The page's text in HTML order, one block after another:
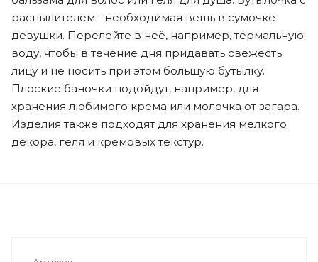
распылителем - необходимая вещь в сумочке
девушки. Перелейте в неё, например, термальную
воду, чтобы в течение дня придавать свежесть
лицу и не носить при этом большую бутылку.
Плоские баночки подойдут, например, для
хранения любимого крема или молочка от загара.
Изделия также подходят для хранения мелкого
декора, геля и кремовых текстур.